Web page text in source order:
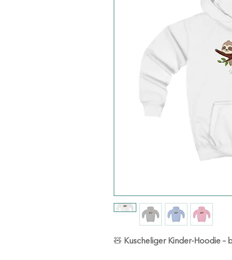
🧸 Kuscheliger Kinder-Hoodie –